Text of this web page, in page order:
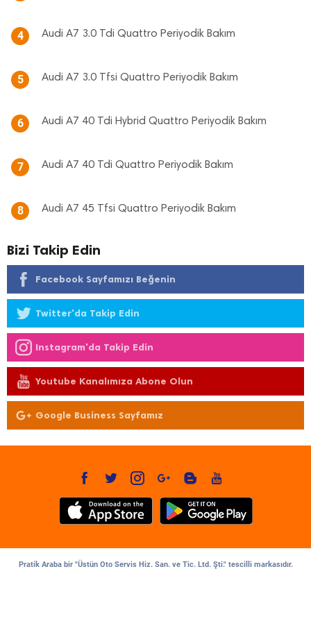
4 Audi A7 3.0 Tdi Quattro Periyodik Bakım
5 Audi A7 3.0 Tfsi Quattro Periyodik Bakım
6 Audi A7 40 Tdi Hybrid Quattro Periyodik Bakım
7 Audi A7 40 Tdi Quattro Periyodik Bakım
8 Audi A7 45 Tfsi Quattro Periyodik Bakım
Bizi Takip Edin
Facebook Sayfamızı Beğenin
Twitter'da Takip Edin
Instagram'da Takip Edin
Youtube Kanalımıza Abone Olun
Google Business Sayfamız
Pratik Araba bir "Üstün Oto Servis Hiz. San. ve Tic. Ltd. Şti." tescilli markasıdır.